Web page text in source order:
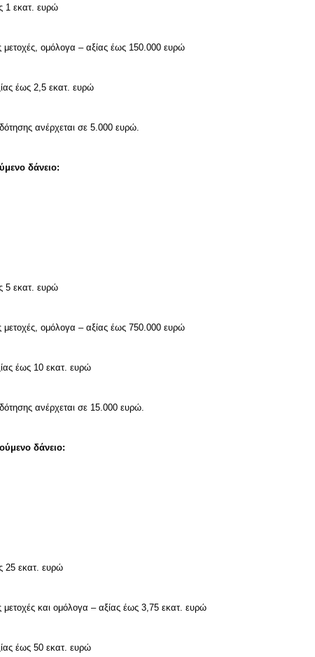
1 εκατ. ευρώ
μετοχές, ομόλογα – αξίας έως 150.000 ευρώ
έως 2,5 εκατ. ευρώ
ανέρχεται σε 5.000 ευρώ.
δάνειο:
5 εκατ. ευρώ
μετοχές, ομόλογα – αξίας έως 750.000 ευρώ
έως 10 εκατ. ευρώ
ανέρχεται σε 15.000 ευρώ.
δάνειο:
25 εκατ. ευρώ
και ομόλογα – αξίας έως 3,75 εκατ. ευρώ
έως 50 εκατ. ευρώ